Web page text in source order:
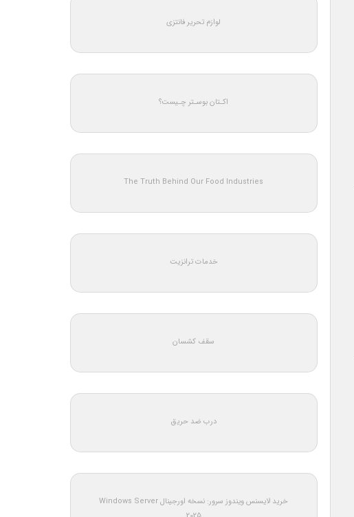
لوازم تحریر فانتزی
اکـتان بوسـتر چـیست؟
The Truth Behind Our Food Industries
خدمات ترانزیت
سقف کشسان
درب ضد حریق
خرید لایسنس ویندوز سرور: نسخه اورجینال Windows Server